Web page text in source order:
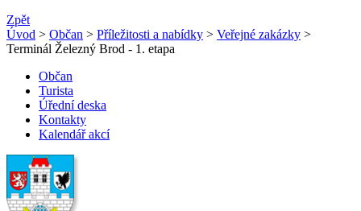
Zpět
Úvod > Občan > Příležitosti a nabídky > Veřejné zakázky >
Terminál Železný Brod - 1. etapa
Občan
Turista
Úřední deska
Kontakty
Kalendář akcí